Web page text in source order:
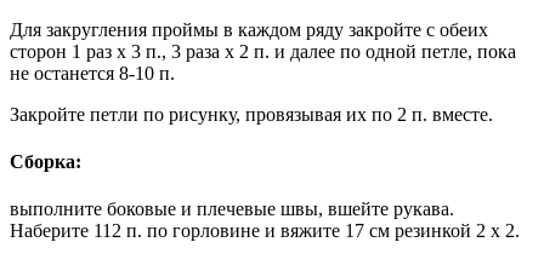
Для закругления проймы в каждом ряду закройте с обеих
сторон 1 раз х 3 п., 3 раза х 2 п. и далее по одной петле, пока
не останется 8-10 п.
Закройте петли по рисунку, провязывая их по 2 п. вместе.
Сборка:
выполните боковые и плечевые швы, вшейте рукава.
Наберите 112 п. по горловине и вяжите 17 см резинкой 2 x 2.